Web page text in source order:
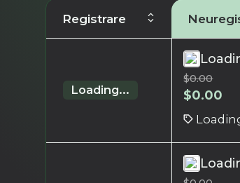
Registrare
Loading...
$0.00
$0.00